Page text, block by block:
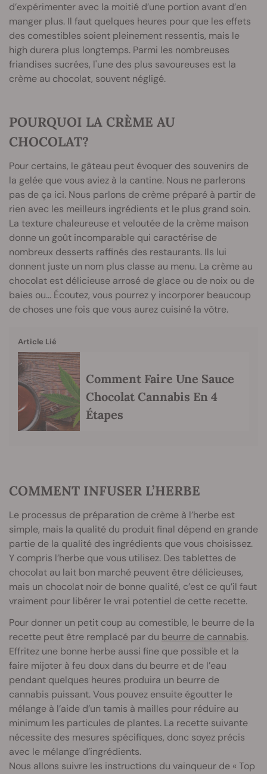
d’expérimenter avec la moitié d’une portion avant d’en
manger plus. Il faut quelques heures pour que les effets
des comestibles soient pleinement ressentis, mais le
high durera plus longtemps. Parmi les nombreuses
friandises sucrées, l'une des plus savoureuses est la
crème au chocolat, souvent négligé.
POURQUOI LA CRÈME AU
CHOCOLAT?
Pour certains, le gâteau peut évoquer des souvenirs de
la gelée que vous aviez à la cantine. Nous ne parlerons
pas de ça ici. Nous parlons de crème préparé à partir de
rien avec les meilleurs ingrédients et le plus grand soin.
La texture chaleureuse et veloutée de la crème maison
donne un goût incomparable qui caractérise de
nombreux desserts raffinés des restaurants. Ils lui
donnent juste un nom plus classe au menu. La crème au
chocolat est délicieuse arrosé de glace ou de noix ou de
baies ou... Écoutez, vous pourrez y incorporer beaucoup
de choses une fois que vous aurez cuisiné la vôtre.
Article Lié
Comment Faire Une Sauce
Chocolat Cannabis En 4
Étapes
COMMENT INFUSER L’HERBE
Le processus de préparation de crème à l’herbe est
simple, mais la qualité du produit final dépend en grande
partie de la qualité des ingrédients que vous choisissez.
Y compris l’herbe que vous utilisez. Des tablettes de
chocolat au lait bon marché peuvent être délicieuses,
mais un chocolat noir de bonne qualité, c’est ce qu’il faut
vraiment pour libérer le vrai potentiel de cette recette.
Pour donner un petit coup au comestible, le beurre de la
recette peut être remplacé par du beurre de cannabis.
Effritez une bonne herbe aussi fine que possible et la
faire mijoter à feu doux dans du beurre et de l’eau
pendant quelques heures produira un beurre de
cannabis puissant. Vous pouvez ensuite égoutter le
mélange à l’aide d’un tamis à mailles pour réduire au
minimum les particules de plantes. La recette suivante
nécessite des mesures spécifiques, donc soyez précis
avec le mélange d’ingrédients.
Nous allons suivre les instructions du vainqueur de « Top